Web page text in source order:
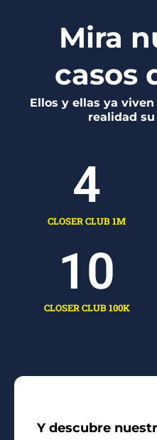
Mira
casos
Ellos y ellas ya viven
realidad
CLOSER CLUB 1M
4
CLOSER CLUB 100K
10
Y descubre